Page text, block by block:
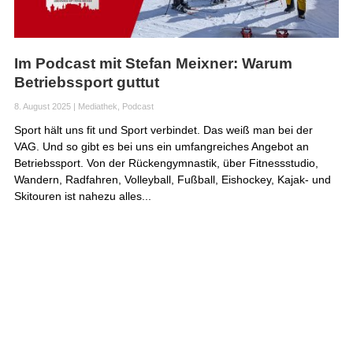
Im Podcast mit Stefan Meixner: Warum
Betriebssport guttut
8. August 2025| Mediathek Podcast
Sport hält uns fit und Sport verbindet. Das weiß man bei der
VAG. Und so gibt es bei uns ein umfangreiches Angebot an
Betriebssport. Von der Rückengymnastik, über Fitnessstudio,
Wandern, Radfahren, Volleyball, Fußball, Eishockey, Kajak- und
Skitouren ist nahezu alles...